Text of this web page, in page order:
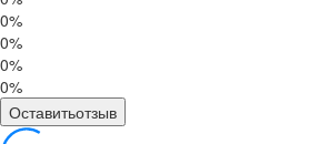
0%
0%
0%
0%
Оставитьотзыв